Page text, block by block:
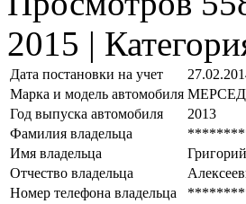
2015 |
Дата постановки на учет
Марка и модель автомобиля
Год выпуска автомобиля
2013
Фамилия владельца
Имя владельца
Григорий
Отчество владельца
Номер телефона владельца